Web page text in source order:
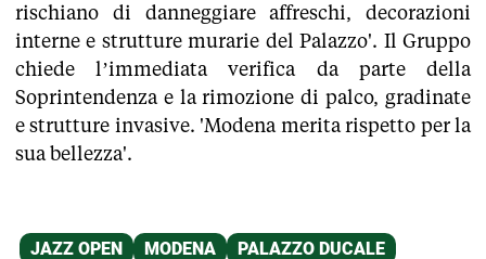
rischiano di danneggiare affreschi, decorazioni
interne e strutture murarie del Palazzo'. Il Gruppo
chiede l’immediata verifica da parte della
Soprintendenza e la rimozione di palco, gradinate
e strutture invasive. 'Modena merita rispetto per la
sua bellezza'.